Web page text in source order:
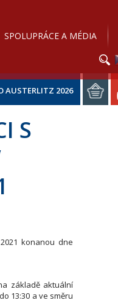
SPOLUPRÁCE A MÉDIA
AUSTERLITZ 2026
S
konanou dne
základě aktuální
13:30 a ve směru